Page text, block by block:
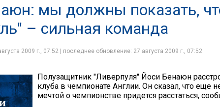
мы должны показать,
– сильная команда
2009 г., 07:52 | последнее обновление: 27 августа 2009 г., 07:52
Полузащитник "Ливерпуля" Йоси Бенаюн
клуба в чемпионате Англии. Он сказал, что еще
мечтой о чемпионстве придется расстаться,